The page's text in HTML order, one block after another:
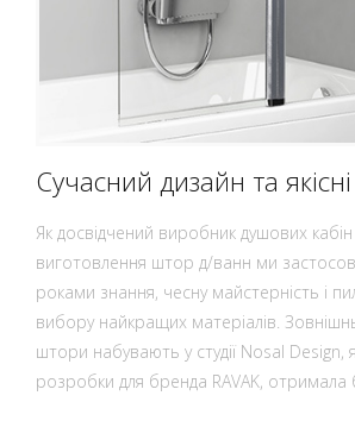
Сучасний дизайн та
Як досвідчений виробник душових кабін
виготовлення штор д/ванн ми
роками знання, чесну майстерність і
вибору найкращих матеріалів.
штори набувають у студії Nosal Design,
розробки для бренда RAVAK, отримала